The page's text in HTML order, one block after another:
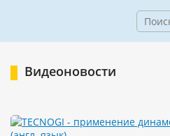
Видеоновости